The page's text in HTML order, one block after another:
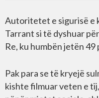
Autoritetet e sigurisë e
Tarrant si të dyshuar
Re, ku humbën jetën 49
Pak para se të kryejë
kishte filmuar veten e